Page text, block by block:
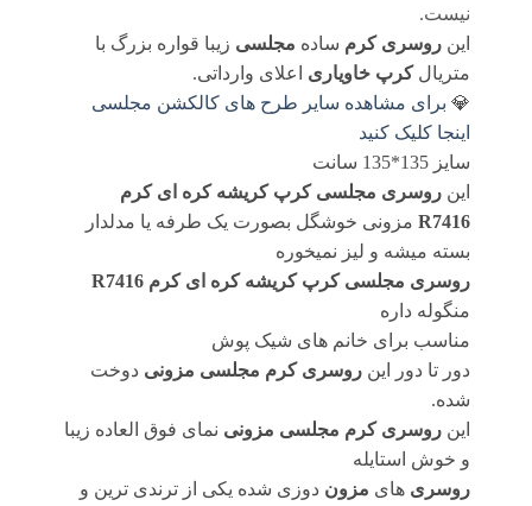
نیست.
این روسری کرم ساده مجلسی زیبا قواره بزرگ با
متریال کرپ خاویاری اعلای وارداتی.
💎 برای مشاهده سایر طرح های کالکشن مجلسی
اینجا کلیک کنید
سایز 135*135 سانت
این روسری مجلسی کرپ کریشه کره ای کرم
R7416مزونی خوشگل بصورت یک طرفه یا مدلدار
بسته میشه و لیز نمیخوره
روسری مجلسی کرپ کریشه کره ای کرم R7416
منگوله داره
مناسب برای خانم های شیک پوش
دور تا دور این روسری کرم مجلسی مزونی دوخت
شده.
این روسری کرم مجلسی مزونی نمای فوق العاده زیبا
و خوش استایله
روسری های مزون دوزی شده یکی از ترندی ترین و